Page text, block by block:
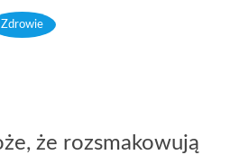
Zdrowie
że rozsmakowują